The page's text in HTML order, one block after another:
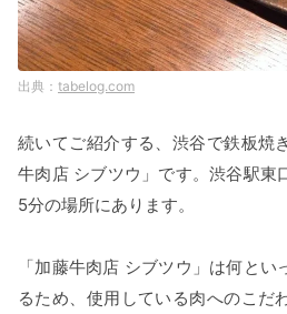
tabelog.com
続いてご紹介する、渋谷で鉄板焼
牛肉店 シブツウ」です。渋谷駅東
5分の場所にあります。
「加藤牛肉店 シブツウ」は何と
るため、使用している肉へのこだ